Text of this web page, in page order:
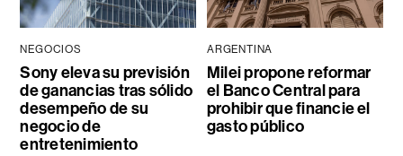
NEGOCIOS
Sony eleva su previsión
de ganancias tras sólido
desempeño de su
negocio de
entretenimiento
ARGENTINA
Milei propone reformar
el Banco Central para
prohibir que financie el
gasto público